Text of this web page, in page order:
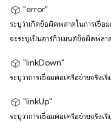
"error"
ระบุว่าเกิดข้อผิดพลาดในการเชื่อ
จะระบุเป็นอาร์กิวเมนต์ข้อผิดพล
"linkDown"
ระบุว่าการเชื่อมต่อเครือข่ายจริงเ
"linkUp"
ระบุว่าการเชื่อมต่อเครือข่ายจริงเ